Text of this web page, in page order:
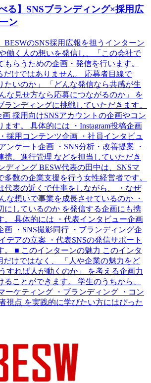
る】SNSブランディング×採用広
ン
BESWのSNS採用広報を担うインターン
働く人の想いを発信し、「この会社で
もらうための企画・発信を行います。
だけではありません。 応募者目線で
たいのか」 「どんな発信なら共感が生
な見せ方なら応募につながるのか」 を
ランディングに挑戦していただきます。
採用向けSNSアカウントの企画やコン
ます。 具体的には ・Instagram投稿企画
採用コンテンツ企画 ・社員インタビュ
ンケート企画 ・SNS分析・改善提案 ・
携、進行管理 などを担当していただき
ディング BESW代表の田中は、SNSマ
多数の企業支援を行う女性経営者です。
代表の近くで仕事をしながら、 ・なぜ
な想いで事業を成長させているのか ・
にしているのか を発信する企画にも携
。 具体的には ・代表インタビュー企画
画 ・SNS撮影同行 ・ブランディング企
デアの立案 ・代表SNSの発信サポート
。 ■ このインターンの魅力 このインタ
だけではなく、 「人や企業の魅力をど
すれば人が動くのか」 を考える企画力
ることができます。 学生のうちから、
ーケティング ・ブランディング ・コン
視点 を実践的に学びたい方にはぴった